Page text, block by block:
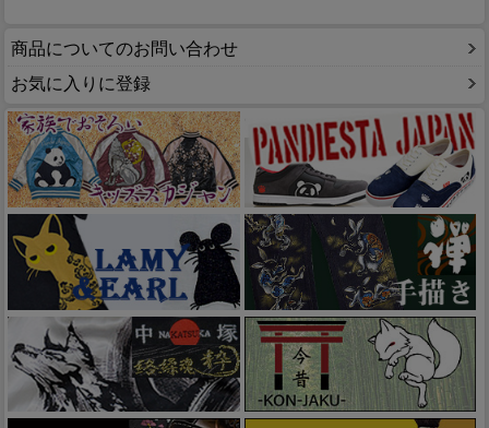
商品についてのお問い合わせ
お気に入りに登録